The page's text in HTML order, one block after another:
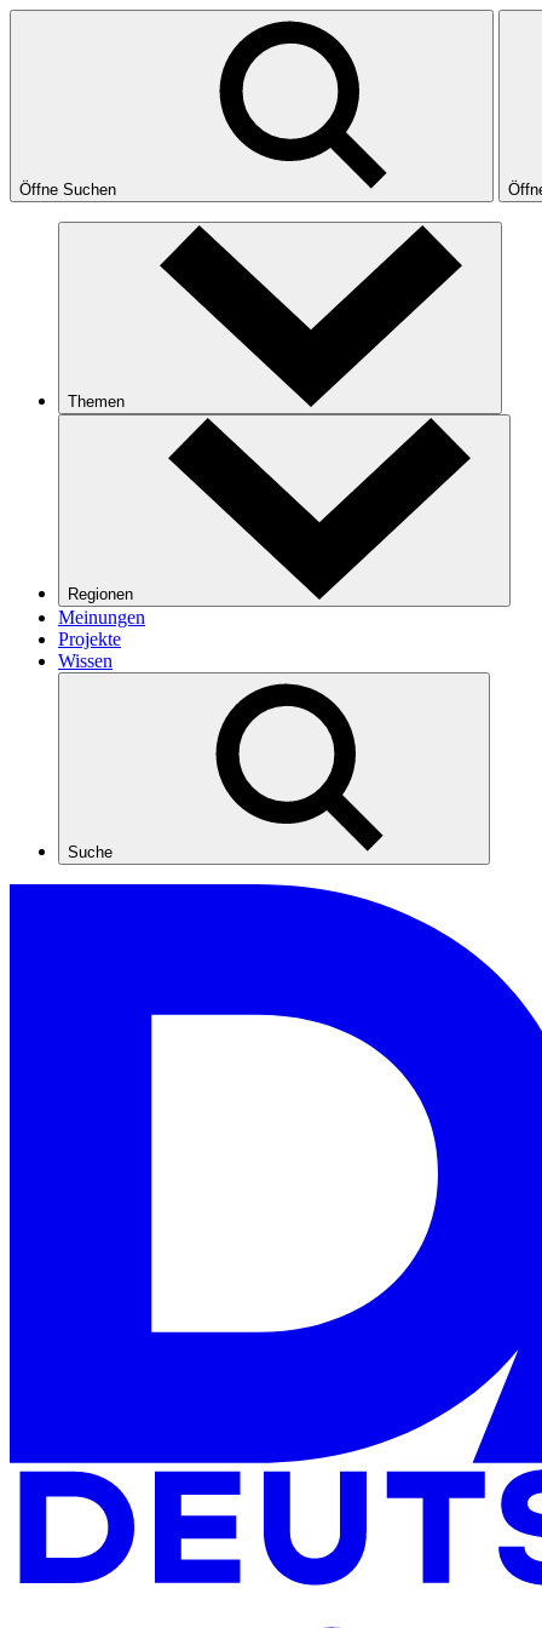
Öffne Suchen
Themen
Regionen
Meinungen
Projekte
Wissen
Suche